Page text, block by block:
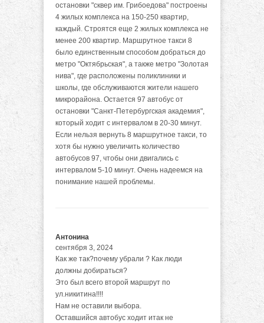
остановки "сквер им. Грибоедова" построены
4 жилых комплекса на 150-250 квартир,
каждый. Строятся еще 2 жилых комплекса не
менее 200 квартир. Маршрутное такси 8
было единственным способом добраться до
метро "Октябрьская", а также метро "Золотая
нива", где расположены поликлиники и
школы, где обслуживаются жители нашего
микрорайона. Остается 97 автобус от
остановки "Санкт-Петербургская академия",
который ходит с интервалом в 20-30 минут.
Если нельзя вернуть 8 маршрутное такси, то
хотя бы нужно увеличить количество
автобусов 97, чтобы они двигались с
интервалом 5-10 минут. Очень надеемся на
понимание нашей проблемы.
Антонина
сентября 3, 2024
Как же так?почему убрали ? Как люди
должны добираться?
Это был всего второй маршрут по
ул.никитина!!!!
Нам не оставили выбора.
Оставшийся автобус ходит итак не